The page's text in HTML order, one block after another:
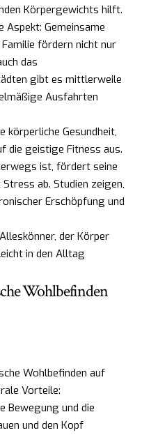
Körpergewichts hilft.
Gemeinsame
fördern nicht nur
das
gibt es mittlerweile
Ausfahrten
körperliche Gesundheit,
die geistige Fitness aus.
ist, fördert seine
ab. Studien zeigen,
Erschöpfung und
der Körper
in den Alltag
Wohlbefinden
Wohlbefinden auf
Vorteile:
Bewegung und die
und den Kopf